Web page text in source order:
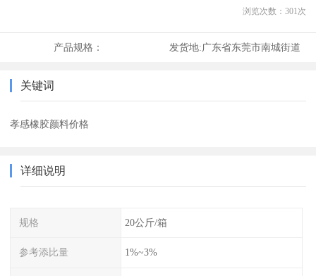
浏览次数： 301 次
产品规格： 发货地:广东省东莞市南城街道
关键词
孝感橡胶颜料价格
详细说明
规格 20公斤/箱
参考添比量 1%~3%